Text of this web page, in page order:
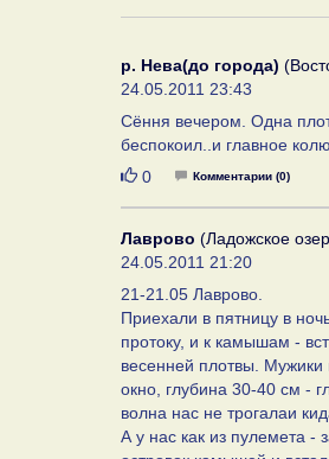
р. Нева(до города)
24.05.2011 23:43
Сёння вечером. Одна
беспокоил..и главное
Нравится
0 Комментарии (0)
Лаврово (Ладожское
24.05.2011 21:20
21-21.05 Лаврово.
Приехали в пятницу в
протоку, и к камышам -
весенней плотвы.
окно, глубина 30-40 см -
волна нас не трогалаи
А у нас как из пулемета -